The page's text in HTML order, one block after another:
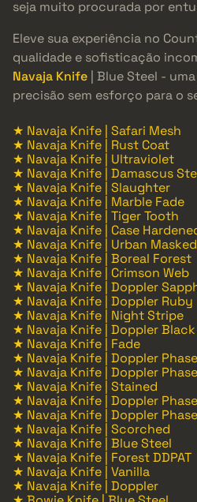
seja muito procurada por
Eleve sua experiência no
qualidade e sofisticação
Navaja Knife | Blue Steel -
precisão sem esforço para o
★ Navaja Knife | Safari Mesh
★ Navaja Knife | Rust Coat
★ Navaja Knife | Ultraviolet
★ Navaja Knife | Damascus
★ Navaja Knife | Slaughter
★ Navaja Knife | Marble Fade
★ Navaja Knife | Tiger Tooth
★ Navaja Knife | Case
★ Navaja Knife | Urban Masked
★ Navaja Knife | Boreal Forest
★ Navaja Knife | Crimson Web
★ Navaja Knife | Doppler
★ Navaja Knife | Doppler Ruby
★ Navaja Knife | Night Stripe
★ Navaja Knife | Doppler Black
★ Navaja Knife | Fade
★ Navaja Knife | Doppler
★ Navaja Knife | Doppler
★ Navaja Knife | Stained
★ Navaja Knife | Doppler
★ Navaja Knife | Doppler
★ Navaja Knife | Scorched
★ Navaja Knife | Blue Steel
★ Navaja Knife | Forest DDPAT
★ Navaja Knife | Vanilla
★ Navaja Knife | Doppler